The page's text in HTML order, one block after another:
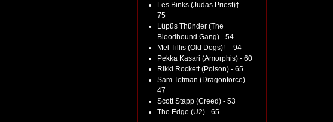
Les Binks (Judas Priest)† -
75
Lüpüs Thünder (The
Bloodhound Gang) - 54
Mel Tillis (Old Dogs)† - 94
Pekka Kasari (Amorphis) - 60
Rikki Rockett (Poison) - 65
Sam Totman (Dragonforce) -
47
Scott Stapp (Creed) - 53
The Edge (U2) - 65